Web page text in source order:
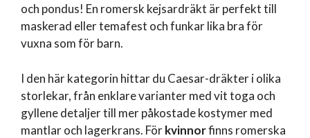
och pondus! En romersk kejsardräkt är perfekt till
maskerad eller temafest och funkar lika bra för
vuxna som för barn.
I den här kategorin hittar du Caesar-dräkter i olika
storlekar, från enklare varianter med vit toga och
gyllene detaljer till mer påkostade kostymer med
mantlar och lagerkrans. Förkvinnorfinns romerska